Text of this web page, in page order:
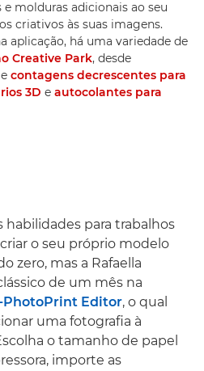
molduras adicionais ao seu
criativos às suas imagens.
aplicação, há uma variedade de
Creative Park, desde
e contagens decrescentes para
3D e autocolantes para
habilidades para trabalhos
o seu próprio modelo
zero, mas a Rafaella
de um mês na
PhotoPrint Editor, o qual
uma fotografia à
o tamanho de papel
importe as